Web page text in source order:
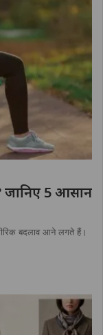
जानिए 5 आसान
बदलाव आने लगते हैं।